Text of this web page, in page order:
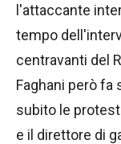
l'attaccante
tempo
centravanti del
Faghani però fa
subito le
e il direttore di